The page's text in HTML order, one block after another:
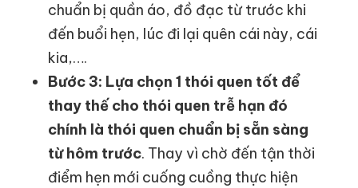
chuẩn bị quần áo, đồ đạc từ trước khi
đến buổi hẹn, lúc đi lại quên cái này, cái
kia,….
Bước 3: Lựa chọn 1 thói quen tốt để
thay thế cho thói quen trễ hạn đó
chính là thói quen chuẩn bị sẵn sàng
từ hôm trước. Thay vì chờ đến tận thời
điểm hẹn mới cuống cuồng thực hiện